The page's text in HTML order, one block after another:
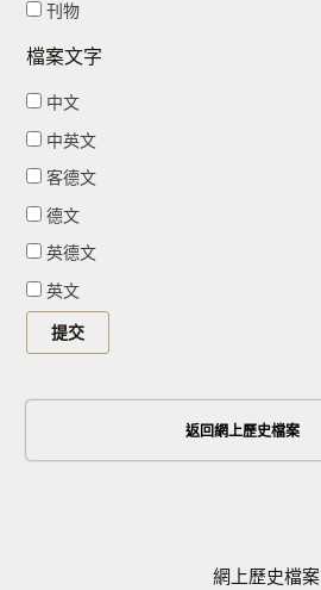
刊物
檔案文字
中文
中英文
客德文
德文
英德文
英文
返回網上歷史檔案
網上歷史檔案